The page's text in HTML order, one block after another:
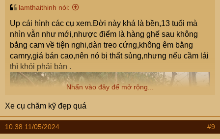
lamthaithinh nói:
Up cái hình các cụ xem.Đời này khá là bền,13 tuổi mà
nhìn vẫn như mới,nhược điểm là hàng ghế sau không
bằng cam về tiện nghi,dàn treo cứng,không êm bằng
camry,giá bán cao,nên nó bị thất sủng,nhưng nếu cầm lái
thì khỏi phải bàn .
Nhấn vào đây để mở rộng...
Xe cụ chăm kỹ đẹp quá
10:38 11/05/2024 #9